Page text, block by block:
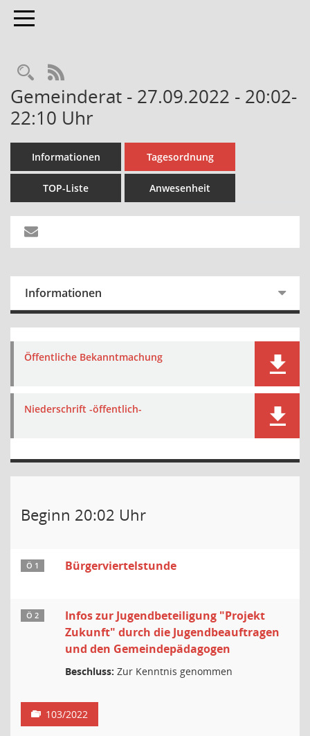
Toggle navigation
Rechercheauswahl
RSS-Feed
Gemeinderat - 27.09.2022 - 20:02-
22:10 Uhr
Informationen Tagesordnung
TOP-Liste Anwesenheit
Informationen
Öffentliche Bekanntmachung
Niederschrift -öffentlich-
Beginn 20:02 Uhr
Ö 1 Bürgerviertelstunde
Ö 2
Infos zur Jugendbeteiligung "Projekt
Zukunft" durch die Jugendbeauftragen
und den Gemeindepädagogen
Beschluss: Zur Kenntnis genommen
103/2022